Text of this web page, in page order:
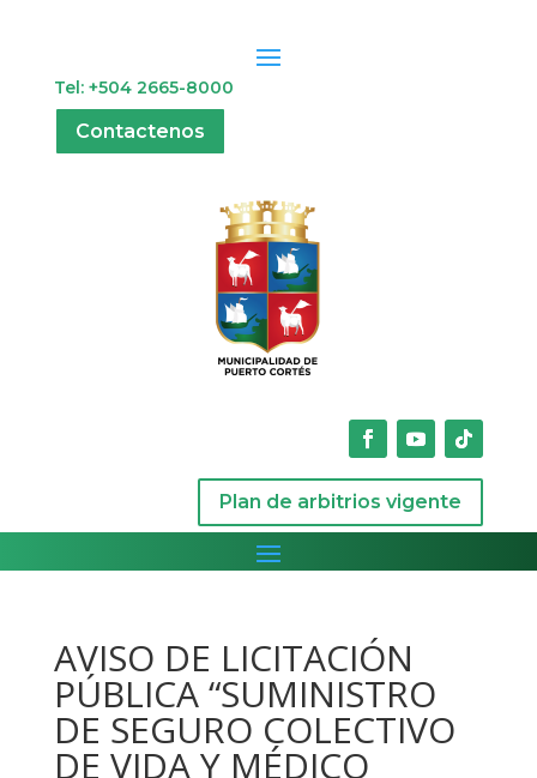
Tel: +504 2665-8000
Contactenos
Plan de arbitrios vigente
AVISO DE LICITACIÓN
PÚBLICA “SUMINISTRO
DE SEGURO COLECTIVO
DE VIDA Y MÉDICO